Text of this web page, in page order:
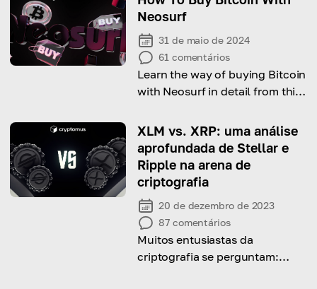
a escolher o mais adequado!
Neosurf
31 de maio de 2024
61 comentários
Learn the way of buying Bitcoin
with Neosurf in detail from this
XLM vs. XRP: uma análise
aprofundada de Stellar e
Ripple na arena de
criptografia
20 de dezembro de 2023
87 comentários
Muitos entusiastas da
criptografia se perguntam: